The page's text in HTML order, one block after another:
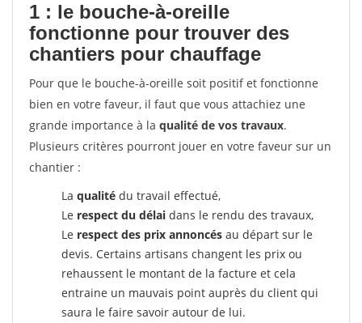
1 : le bouche-à-oreille
fonctionne pour trouver des
chantiers pour chauffage
Pour que le bouche-à-oreille soit positif et fonctionne
bien en votre faveur, il faut que vous attachiez une
grande importance à la qualité de vos travaux.
Plusieurs critères pourront jouer en votre faveur sur un
chantier :
La qualité du travail effectué,
Le respect du délai dans le rendu des travaux,
Le respect des prix annoncés au départ sur le
devis. Certains artisans changent les prix ou
rehaussent le montant de la facture et cela
entraine un mauvais point auprès du client qui
saura le faire savoir autour de lui.